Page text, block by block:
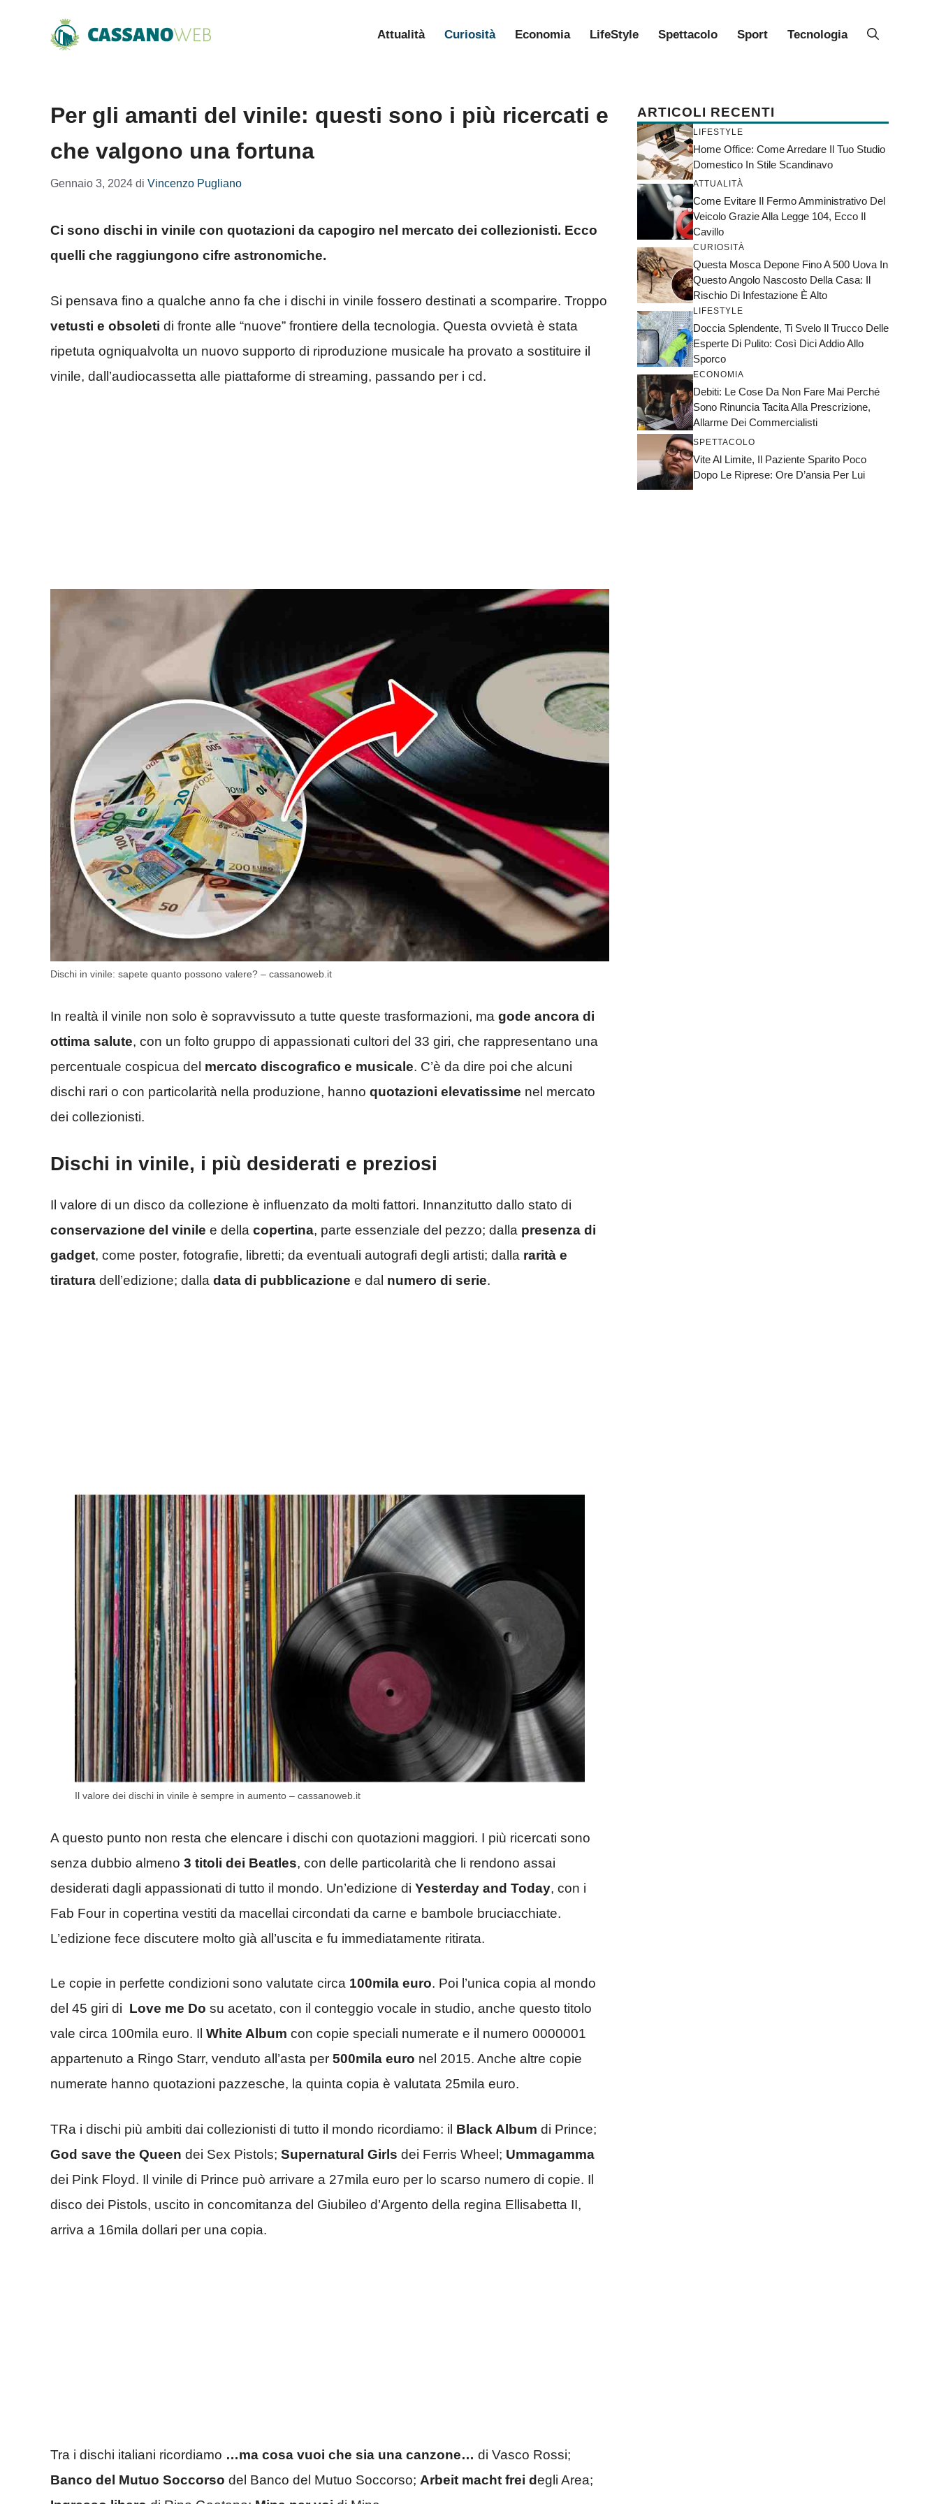
Attualità Curiosità Economia LifeStyle Spettacolo Sport Tecnologia
Per gli amanti del vinile: questi sono i più ricercati e
che valgono una fortuna
Gennaio 3, 2024 di Vincenzo Pugliano
Ci sono dischi in vinile con quotazioni da capogiro nel mercato dei collezionisti. Ecco
quelli che raggiungono cifre astronomiche.
Si pensava fino a qualche anno fa che i dischi in vinile fossero destinati a scomparire. Troppo
vetusti e obsoleti di fronte alle “nuove” frontiere della tecnologia. Questa ovvietà è stata
ripetuta ogniqualvolta un nuovo supporto di riproduzione musicale ha provato a sostituire il
vinile, dall’audiocassetta alle piattaforme di streaming, passando per i cd.
Dischi in vinile: sapete quanto possono valere? – cassanoweb.it
In realtà il vinile non solo è sopravvissuto a tutte queste trasformazioni, ma gode ancora di
ottima salute, con un folto gruppo di appassionati cultori del 33 giri, che rappresentano una
percentuale cospicua del mercato discografico e musicale. C’è da dire poi che alcuni
dischi rari o con particolarità nella produzione, hanno quotazioni elevatissime nel mercato
dei collezionisti.
Dischi in vinile, i più desiderati e preziosi
Il valore di un disco da collezione è influenzato da molti fattori. Innanzitutto dallo stato di
conservazione del vinile e della copertina, parte essenziale del pezzo; dalla presenza di
gadget, come poster, fotografie, libretti; da eventuali autografi degli artisti; dalla rarità e
tiratura dell’edizione; dalla data di pubblicazione e dal numero di serie.
Il valore dei dischi in vinile è sempre in aumento – cassanoweb.it
A questo punto non resta che elencare i dischi con quotazioni maggiori. I più ricercati sono
senza dubbio almeno 3 titoli dei Beatles, con delle particolarità che li rendono assai
desiderati dagli appassionati di tutto il mondo. Un’edizione di Yesterday and Today, con i
Fab Four in copertina vestiti da macellai circondati da carne e bambole bruciacchiate.
L’edizione fece discutere molto già all’uscita e fu immediatamente ritirata.
Le copie in perfette condizioni sono valutate circa 100mila euro. Poi l’unica copia al mondo
del 45 giri di Love me Do su acetato, con il conteggio vocale in studio, anche questo titolo
vale circa 100mila euro. Il White Album con copie speciali numerate e il numero 0000001
appartenuto a Ringo Starr, venduto all’asta per 500mila euro nel 2015. Anche altre copie
numerate hanno quotazioni pazzesche, la quinta copia è valutata 25mila euro.
TRa i dischi più ambiti dai collezionisti di tutto il mondo ricordiamo: il Black Album di Prince;
God save the Queen dei Sex Pistols; Supernatural Girls dei Ferris Wheel; Ummagamma
dei Pink Floyd. Il vinile di Prince può arrivare a 27mila euro per lo scarso numero di copie. Il
disco dei Pistols, uscito in concomitanza del Giubileo d’Argento della regina Ellisabetta II,
arriva a 16mila dollari per una copia.
Tra i dischi italiani ricordiamo …ma cosa vuoi che sia una canzone… di Vasco Rossi;
Banco del Mutuo Soccorso del Banco del Mutuo Soccorso; Arbeit macht frei degli Area;
ARTICOLI RECENTI
LIFESTYLE
Home Office: Come Arredare Il Tuo Studio
Domestico In Stile Scandinavo
ATTUALITÀ
Come Evitare Il Fermo Amministrativo Del
Veicolo Grazie Alla Legge 104, Ecco Il
Cavillo
CURIOSITÀ
Questa Mosca Depone Fino A 500 Uova In
Questo Angolo Nascosto Della Casa: Il
Rischio Di Infestazione È Alto
LIFESTYLE
Doccia Splendente, Ti Svelo Il Trucco Delle
Esperte Di Pulito: Così Dici Addio Allo
Sporco
ECONOMIA
Debiti: Le Cose Da Non Fare Mai Perché
Sono Rinuncia Tacita Alla Prescrizione,
Allarme Dei Commercialisti
SPETTACOLO
Vite Al Limite, Il Paziente Sparito Poco
Dopo Le Riprese: Ore D’ansia Per Lui